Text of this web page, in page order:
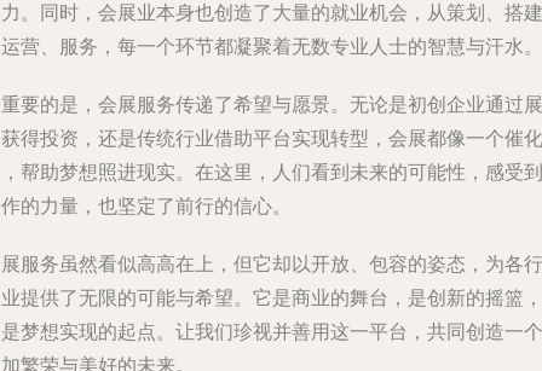
。同时，会展业本身也创造了大量的就业机会，从策划、搭建
营、服务，每一个环节都凝聚着无数专业人士的智慧与汗水。
要的是，会展服务传递了希望与愿景。无论是初创企业通过展
得投资，还是传统行业借助平台实现转型，会展都像一个催化
帮助梦想照进现实。在这里，人们看到未来的可能性，感受到
的力量，也坚定了前行的信心。
服务虽然看似高高在上，但它却以开放、包容的姿态，为各行
提供了无限的可能与希望。它是商业的舞台，是创新的摇篮，
梦想实现的起点。让我们珍视并善用这一平台，共同创造一个
繁荣与美好的未来。